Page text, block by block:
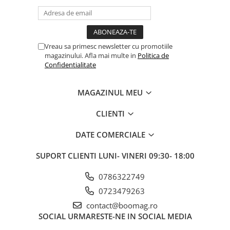
Manete schimbator bicicleta
Manete mixte frana - schimbator
Echipament ciclism
Rucsaci si borsete ciclism
Manusi bicicleta
Imbracaminte ciclism barbati
Imbracaminte ciclism dama
Imbracaminte ciclism copii
accelerație rapidă și control mai
Mai multă putere pentru oraș, pante și
trasee lungi
Vreau sa primesc newsletter cu promotiile
magazinului. Afla mai multe in Politica de
Confidentialitate
MAGAZINUL MEU
CLIENTI
DATE COMERCIALE
SUPORT CLIENTI LUNI- VINERI 09:30- 18:00
0786322749
0723479263
contact@boomag.ro
SOCIAL URMARESTE-NE IN SOCIAL MEDIA